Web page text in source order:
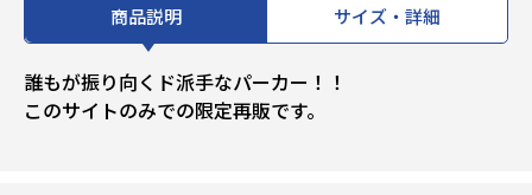
商品説明 サイズ・詳細
誰もが振り向くド派手なパーカー！！
このサイトのみでの限定再販です。